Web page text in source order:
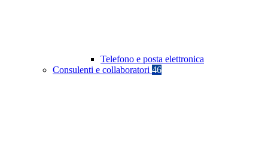
Telefono e posta elettronica
Consulenti e collaboratori 46